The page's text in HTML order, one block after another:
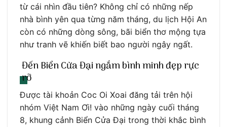
từ cái nhìn đầu tiên? Không chỉ có những nếp
nhà bình yên qua từng năm tháng, du lịch Hội An
còn có những dòng sông, bãi biển thơ mộng tựa
như tranh vẽ khiến biết bao người ngây ngất.
Đến Biển Cửa Đại ngắm bình minh đẹp rực
rỡ
Được tài khoản Coc Oi Xoai đăng tải trên hội
nhóm Việt Nam Ơi! vào những ngày cuối tháng
8, khung cảnh Biển Cửa Đại trong thời khắc bình